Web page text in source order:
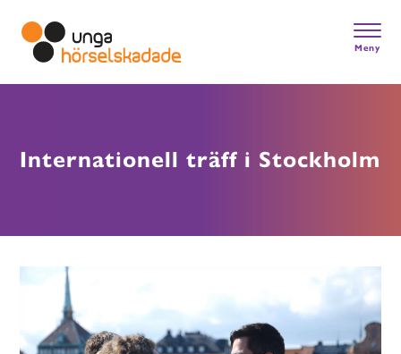
main
content
Meny
Internationell träff i Stockholm